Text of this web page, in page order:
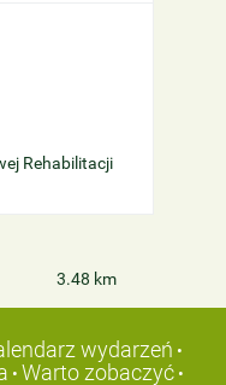
Rehabilitacji
3.48 km
wydarzeń •
• Warto zobaczyć •